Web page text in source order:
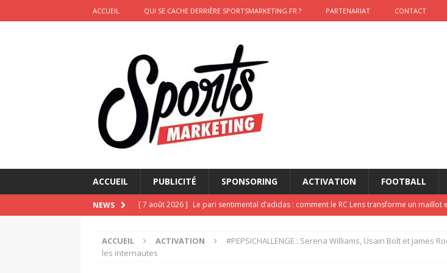
ACCUEIL QUI SE CACHE DERRIÈRE SPORTSMARKETING.FR ? PARTENARIAT CONTACT
ACCUEIL PUBLICITÉ SPONSORING ACTIVATION FOOTBALL
NEWS [ 7 août 2026 ] Le pari sentimental d’adidas : comment le RC Lens transforme un maillot
[ 6 août 2026 ] Pourquoi l’affichage monumental de Zinedine Zidane par adidas est de
ACCUEIL ACTIVATION
#PEPSICHALLENGE : Serena Williams, Usain Bolt et James
les internautes